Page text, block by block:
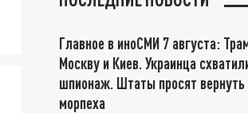
Главное в иноСМИ 7 августа:
Москву и Киев. Украинца
шпионаж. Штаты просят
морпеха